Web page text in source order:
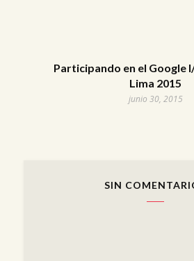
Participando en el Google
Lima 2015
junio 30, 2015
SIN